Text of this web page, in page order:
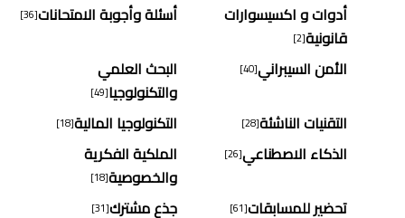
أدوات و اكسيسوارات
قانونية[2]
أسئلة وأجوبة الامتحانات[36]
الأمن السيبراني[40]
البحث العلمي
والتكنولوجيا[49]
التقنيات الناشئة[28] التكنولوجيا المالية[18]
الذكاء الاصطناعي[26]
الملكية الفكرية
والخصوصية[18]
تحضير للمسابقات[61] جذع مشترك[31]